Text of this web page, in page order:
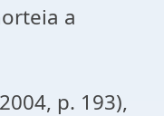
a
p. 193),